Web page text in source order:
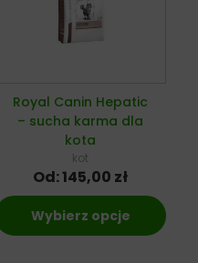
Royal Canin Hepatic
– sucha karma dla
kota
kot
Od:145,00 zł
Wybierz opcje